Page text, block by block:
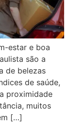
estar e boa
são a
de belezas
de saúde,
proximidade
muitos
[…]